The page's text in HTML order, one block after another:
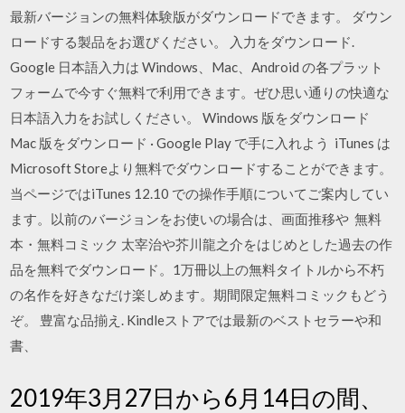
最新バージョンの無料体験版がダウンロードできます。 ダウン
ロードする製品をお選びください。 入力をダウンロード.
Google 日本語入力は Windows、Mac、Android の各プラット
フォームで今すぐ無料で利用できます。ぜひ思い通りの快適な
日本語入力をお試しください。 Windows 版をダウンロード
Mac 版をダウンロード · Google Play で手に入れよう iTunes は
Microsoft Storeより無料でダウンロードすることができます。
当ページではiTunes 12.10 での操作手順についてご案内してい
ます。以前のバージョンをお使いの場合は、画面推移や 無料
本・無料コミック 太宰治や芥川龍之介をはじめとした過去の作
品を無料でダウンロード。1万冊以上の無料タイトルから不朽
の名作を好きなだけ楽しめます。期間限定無料コミックもどう
ぞ。 豊富な品揃え. Kindleストアでは最新のベストセラーや和
書、
2019年3月27日から6月14日の間、